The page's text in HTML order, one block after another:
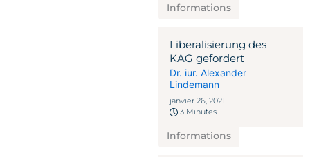
Informations
Liberalisierung des
KAG gefordert
Dr. iur. Alexander
Lindemann
janvier 26, 2021
3 Minutes
Informations